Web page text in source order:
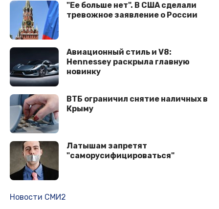
"Ее больше нет". В США сделали
тревожное заявление о России
Авиационный стиль и V8:
Hennessey раскрыла главную
новинку
ВТБ ограничил снятие наличных в
Крыму
Латышам запретят
"саморусифицироваться"
Новости СМИ2